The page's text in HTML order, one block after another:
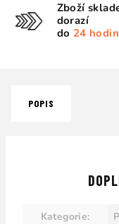
Zboží
dorazí
do 24 hodin
POPIS
Kategorie: